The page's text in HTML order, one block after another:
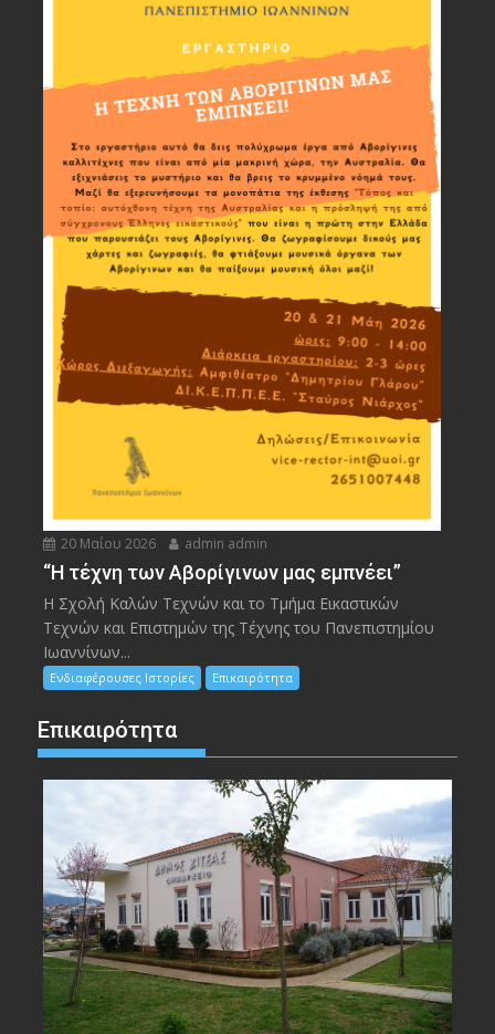
20 Μαΐου 2026 admin admin
“Η τέχνη των Αβορίγινων μας εμπνέει”
Η Σχολή Καλών Τεχνών και το Τμήμα Εικαστικών
Τεχνών και Επιστημών της Τέχνης του Πανεπιστημίου
Ιωαννίνων...
Ενδιαφέρουσες Ιστορίες Επικαιρότητα
Επικαιρότητα